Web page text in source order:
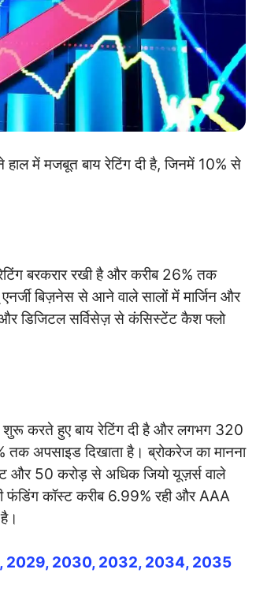
में मजबूत बाय रेटिंग दी है, जिनमें 10% से
बरकरार रखी है और करीब 26% तक
बिज़नेस से आने वाले सालों में मार्जिन और
डिजिटल सर्विसेज़ से कंसिस्टेंट कैश फ्लो
करते हुए बाय रेटिंग दी है और लगभग 320
तक अपसाइड दिखाता है। ब्रोकरेज का मानना
और 50 करोड़ से अधिक जियो यूज़र्स वाले
फंडिंग कॉस्ट करीब 6.99% रही और AAA
2029, 2030, 2032, 2034, 2035